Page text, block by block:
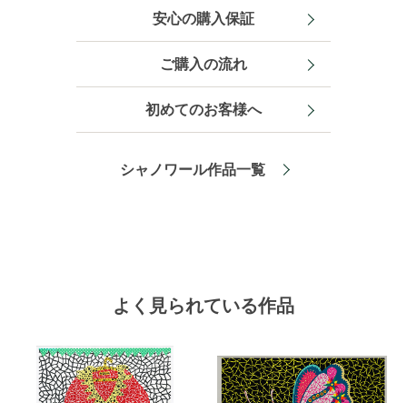
安心の購入保証
ご購入の流れ
初めてのお客様へ
シャノワール作品一覧
よく見られている作品